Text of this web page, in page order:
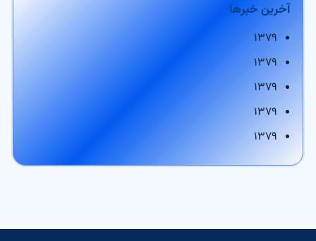
آخرین خبرها
۱۳۷۹
۱۳۷۹
۱۳۷۹
۱۳۷۹
۱۳۷۹